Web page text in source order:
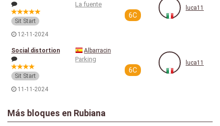
Sit Start
12-11-2024
La fuente
6C
luca11
Social distortion
Sit Start
11-11-2024
Albarracin
Parking
6C
luca11
Más bloques en Rubiana